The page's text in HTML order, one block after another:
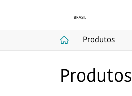
Inicial
Produtos
Produtos